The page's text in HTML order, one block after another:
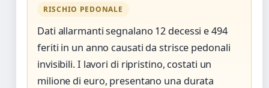
RISCHIO PEDONALE
Dati allarmanti segnalano 12 decessi e 494
feriti in un anno causati da strisce pedonali
invisibili. I lavori di ripristino, costati un
milione di euro, presentano una durata